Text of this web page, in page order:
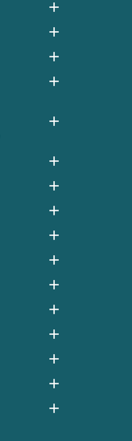















